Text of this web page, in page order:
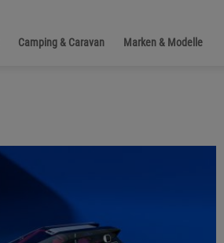
Camping & Caravan Marken & Modelle